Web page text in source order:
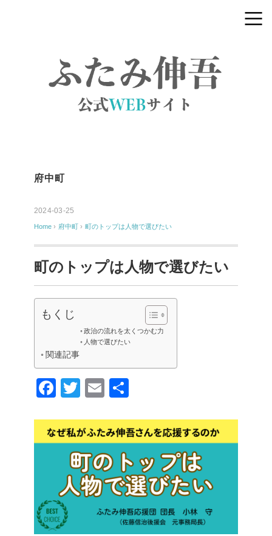
府中町
2024-03-25
Home › 府中町 › 町のトップは人物で選びたい
町のトップは人物で選びたい
もくじ
政治の流れを太くつかむ力
人物で選びたい
関連記事
F
c
e
o
o
k
T
tt
er
E
ail